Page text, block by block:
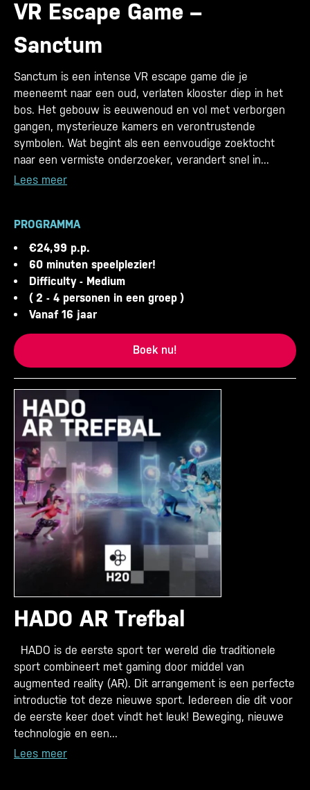
VR Escape Game –
Sanctum
Sanctum is een intense VR escape game die je
meeneemt naar een oud, verlaten klooster diep in het
bos. Het gebouw is eeuwenoud en vol met verborgen
gangen, mysterieuze kamers en verontrustende
symbolen. Wat begint als een eenvoudige zoektocht
naar een vermiste onderzoeker, verandert snel in...
Lees meer
PROGRAMMA
€24,99 p.p.
60 minuten speelplezier!
Difficulty - Medium
( 2 - 4 personen in een groep )
Vanaf 16 jaar
Boek nu!
HADO AR Trefbal
HADO is de eerste sport ter wereld die traditionele
sport combineert met gaming door middel van
augmented reality (AR). Dit arrangement is een perfecte
introductie tot deze nieuwe sport. Iedereen die dit voor
de eerste keer doet vindt het leuk! Beweging, nieuwe
technologie en een...
Lees meer